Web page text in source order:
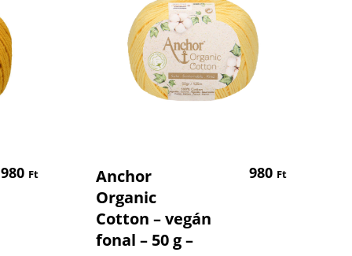
980 Ft Kosárba Teszem
Anchor
Organic
Cotton – vegán
fonal – 50 g –
980 Ft